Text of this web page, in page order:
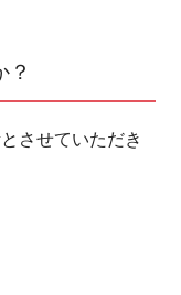
？
させていただき